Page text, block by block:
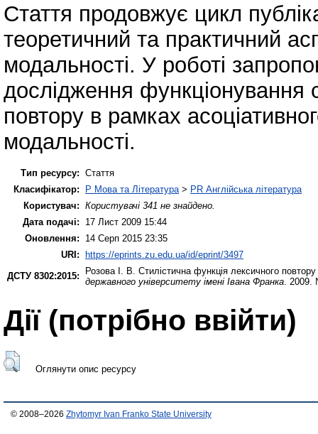
Стаття продовжує цикл
теоретичний та практичний
модальності. У роботі
дослідження функціонування
повтору в рамках
модальності.
Тип ресурсу: Стаття
Класифікатор:
P Мова та Література > PR Англійська література
Користувач: Користувачі 341 не знайдено.
Дата подачі:
17 Лист 2009 15:44
Оновлення:
14 Серп 2015 23:35
URI: https://eprints.zu.edu.ua/id/eprint/3497
ДСТУ 8302:2015:
Розова І. В. Стилістична функція лексичного
державного університету імені Івана Франка .
Дії ​​(потрібно ввійти)
Оглянути опис ресурсу
© 2008–2026 Zhytomyr Ivan Franko State University